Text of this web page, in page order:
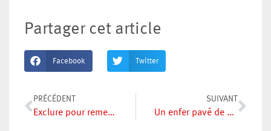
Partager cet article
Facebook Twitter
PRÉCÉDENT
Exclure pour remettre à l’emploi ?
SUIVANT
Un enfer pavé de bonnes intentions